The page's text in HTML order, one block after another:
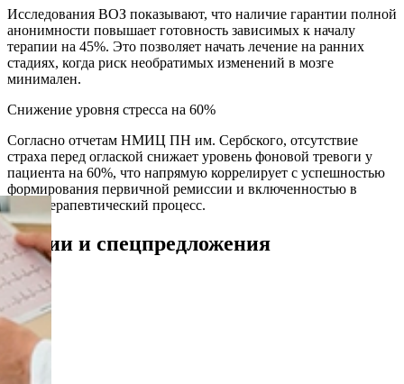
Исследования ВОЗ показывают, что наличие гарантии полной
анонимности повышает готовность зависимых к началу
терапии на 45%. Это позволяет начать лечение на ранних
стадиях, когда риск необратимых изменений в мозге
минимален.
Снижение уровня стресса на 60%
Согласно отчетам НМИЦ ПН им. Сербского, отсутствие
страха перед оглаской снижает уровень фоновой тревоги у
пациента на 60%, что напрямую коррелирует с успешностью
формирования первичной ремиссии и включенностью в
психотерапевтический процесс.
Акции и спецпредложения